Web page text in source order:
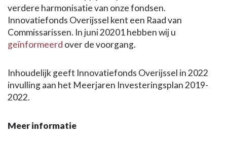
verdere harmonisatie van onze fondsen.
Innovatiefonds Overijssel kent een Raad van
Commissarissen. In juni 20201 hebben wij u
geïnformeerd over de voorgang.
Inhoudelijk geeft Innovatiefonds Overijssel in 2022
invulling aan het Meerjaren Investeringsplan 2019-
2022.
Meer informatie